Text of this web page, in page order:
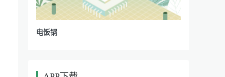
电饭锅